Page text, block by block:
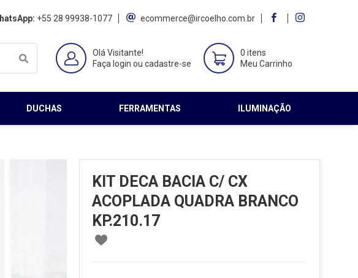
+55 28 99938-1077 ecommerce@ircoelho.com.br
Olá Visitante!
Faça login ou cadastre-se
0 itens
Meu Carrinho
DUCHAS FERRAMENTAS ILUMINAÇÃO
KIT DECA BACIA C/ CX
ACOPLADA QUADRA BRANCO
KP.210.17